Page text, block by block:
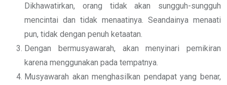
Dikhawatirkan, orang tidak akan sungguh-sungguh
mencintai dan tidak menaatinya. Seandainya menaati
pun, tidak dengan penuh ketaatan.
Dengan bermusyawarah, akan menyinari pemikiran
karena menggunakan pada tempatnya.
Musyawarah akan menghasilkan pendapat yang benar,